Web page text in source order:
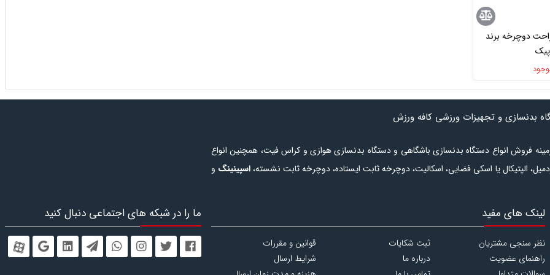
دوچرخه برند
بدنسازی و تجهیزات ورزشی کافه ورزش
فروش انواع دستگاه بدنسازی باشگاهی و دستگاه بدنسازی هوازی و کراس فیت، همچنین انواع
، الپتیکالیا اسکی فضایی، اسکالیت،دوچرخه ثابت ایستاده،دوچرخه ثابت نشسته،اسپینینگ و
کالا برای خرید در دسترس است. برای
بدنسازیمراجعه نمایید. در بخشتجهیزات رشته های ورزشیلوازم مورد نیاز برای رشته های
اجاق هاو یخچال های کمپینگ را می توانید بررسی کنید. انواع ماساژورهای خانگی
کنید. همچنین اگر نیاز به تعمیر تردمیل و یاتعمیر دوچرخه ثابت
لینک های مفید
نظر سنجی مشتریان ثبت شکایات
قوانین و مقررات
راهنمای عضویت
درباره ما
شرایط ارسال
ما را در شبکه های اجتماعی دنبال کنید